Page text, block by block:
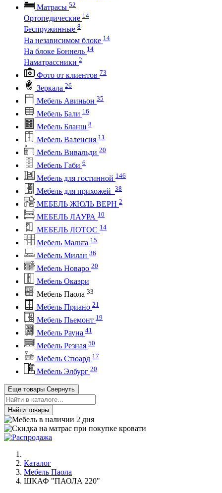
Матрасы 52
Ортопедические 14
Беспружинные 8
На независимом блоке 14
На блоке Боннель 14
Наматрассники 2
Фото от клиентов 73
Зеркала 26
Мебель Авиньон 35
Мебель Бали 16
Мебель Бланш 8
Мебель Валенсия 11
Мебель Вивальди 20
Мебель Габи 6
Мебель для гостинной 146
Мебель для прихожей 38
МЕБЕЛЬ ЖЮЛЬ ВЕРН 2
МЕБЕЛЬ ЛАУРА 10
МЕБЕЛЬ ЛОТОС 14
Мебель Мальта 15
Мебель Милан 36
Мебель Новаро 20
Мебель Окаэри
Мебель Паола 33
Мебель Приано 21
Мебель Пьемонт 19
Мебель Рауна 41
Мебель Резная 50
Мебель Стюард 17
Мебель Элбург 20
Еще товары Свернуть
Найти товары
Каталог
Мебель Паола
ШКАФ "ПАОЛА 220"